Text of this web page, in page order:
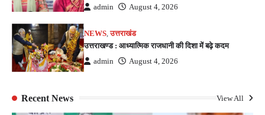
admin August 4, 2026
NEWS,उत्तराखंड
उत्तराखण्ड : आध्यात्मिक राजधानी की दिशा में बढ़े कदम
admin August 4, 2026
Recent News View All